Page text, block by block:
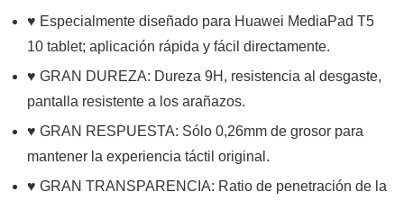
♥ Especialmente diseñado para Huawei MediaPad T5
10 tablet; aplicación rápida y fácil directamente.
♥ GRAN DUREZA: Dureza 9H, resistencia al desgaste,
pantalla resistente a los arañazos.
♥ GRAN RESPUESTA: Sólo 0,26mm de grosor para
mantener la experiencia táctil original.
♥ GRAN TRANSPARENCIA: Ratio de penetración de la